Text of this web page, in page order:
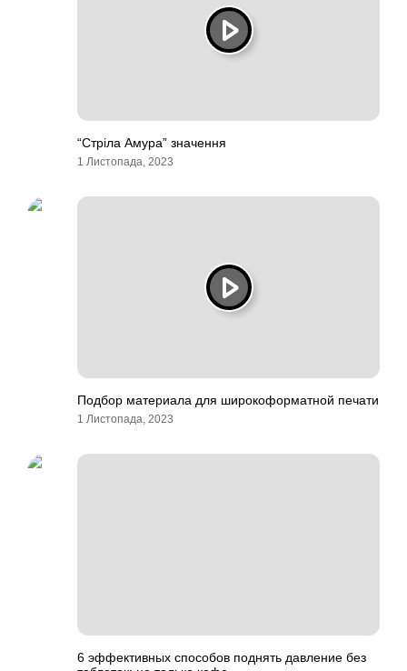
“Стріла Амура” значення
1 Листопада, 2023
Подбор материала для широкоформатной печати
1 Листопада, 2023
6 эффективных способов поднять давление без